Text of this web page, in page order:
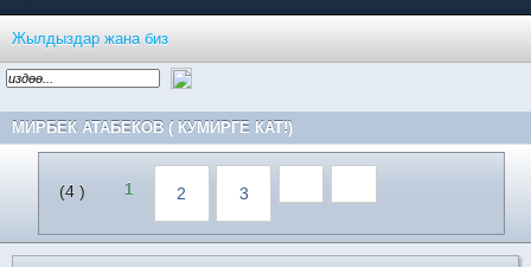
Жылдыздар жана биз
МИРБЕК АТАБЕКОВ ( КУМИРГЕ КАТ!)
(4 ) 1 2 3